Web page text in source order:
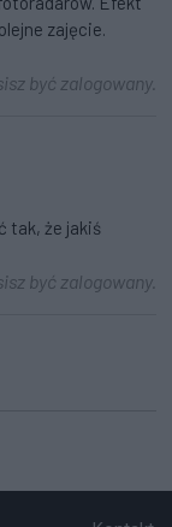
zajęcie.
być zalogowany.
tak, że jakiś
być zalogowany.